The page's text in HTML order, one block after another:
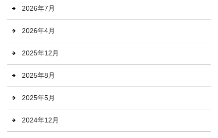
2026年7月
2026年4月
2025年12月
2025年8月
2025年5月
2024年12月